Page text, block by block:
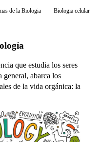
de la Biologia Biologia celular
que estudia los seres
abarca los
de la vida orgánica: la